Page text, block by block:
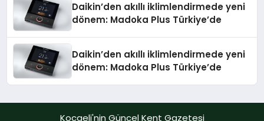
Daikin’den akıllı iklimlendirmede yeni
dönem: Madoka Plus Türkiye’de
Daikin’den akıllı iklimlendirmede yeni
dönem: Madoka Plus Türkiye’de
Kocaeli'nin Güncel Kent Gazetesi